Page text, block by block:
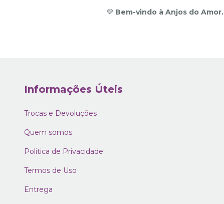
💜 Bem-vindo à Anjos do Amor.
Informações Úteis
Trocas e Devoluções
Quem somos
Politica de Privacidade
Termos de Uso
Entrega